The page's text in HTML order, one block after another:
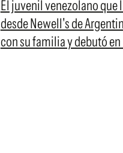
El juvenil venezolano que
desde Newell's de
con su familia y debutó